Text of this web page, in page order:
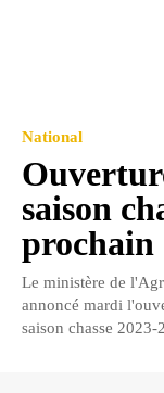
National
saison
prochain
Le ministère de
annoncé mardi
saison chasse